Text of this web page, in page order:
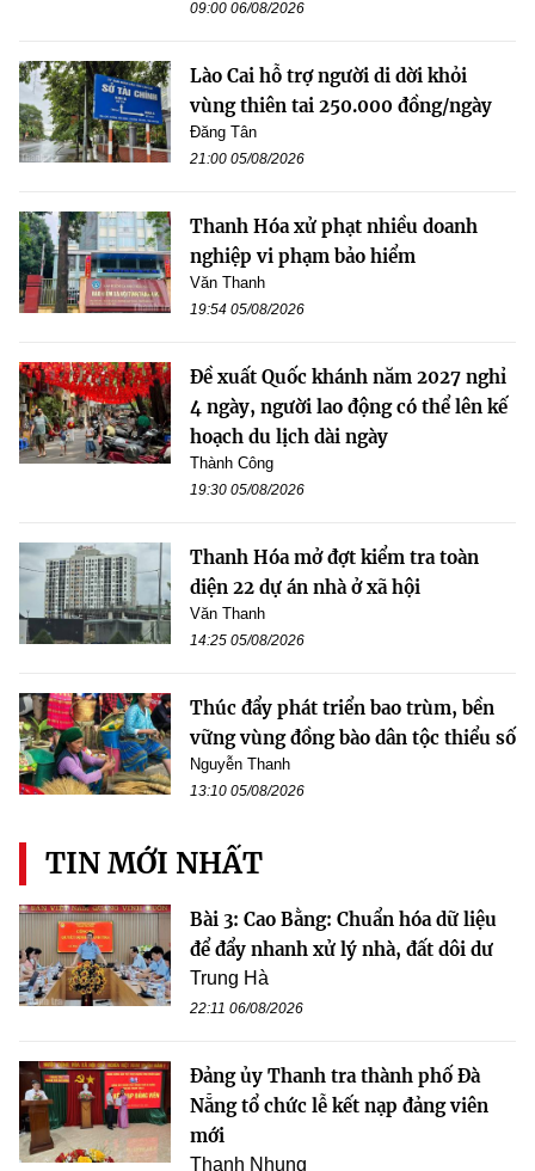
09:00 06/08/2026
Lào Cai hỗ trợ người di dời khỏi
vùng thiên tai 250.000 đồng/ngày
Đăng Tân
21:00 05/08/2026
Thanh Hóa xử phạt nhiều doanh
nghiệp vi phạm bảo hiểm
Văn Thanh
19:54 05/08/2026
Đề xuất Quốc khánh năm 2027 nghỉ
4 ngày, người lao động có thể lên kế
hoạch du lịch dài ngày
Thành Công
19:30 05/08/2026
Thanh Hóa mở đợt kiểm tra toàn
diện 22 dự án nhà ở xã hội
Văn Thanh
14:25 05/08/2026
Thúc đẩy phát triển bao trùm, bền
vững vùng đồng bào dân tộc thiểu số
Nguyễn Thanh
13:10 05/08/2026
TIN MỚI NHẤT
Bài 3: Cao Bằng: Chuẩn hóa dữ liệu
để đẩy nhanh xử lý nhà, đất dôi dư
Trung Hà
22:11 06/08/2026
Đảng ủy Thanh tra thành phố Đà
Nẵng tổ chức lễ kết nạp đảng viên
mới
Thanh Nhung